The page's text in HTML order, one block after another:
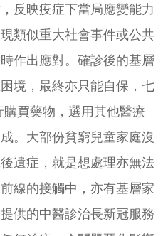
反映疫症下當局應變能力
類似重大社會事件或公共
作出應對。 確診後的基層
境，最終亦只能自保， 七
買藥物， 選用其他醫療
。 大部份貧窮兒童家庭沒
遺症， 就是想處理亦無法
線的接觸中， 亦有基層家
供的中醫診治長新冠服務